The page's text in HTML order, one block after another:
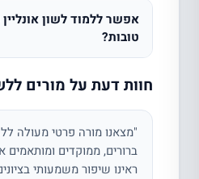
אפשר ללמוד לשון
טובות?
חוות דעת על מורים
"מצאנו מורה פרטי מעולה
ברורים, ממוקדים ומותאמים
ראינו שיפור משמעותי